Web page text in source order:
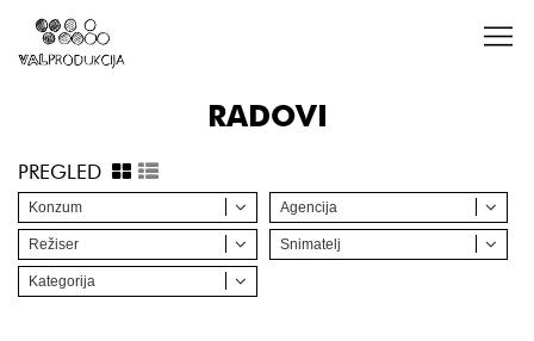
RADOVI
PREGLED
Konzum Agencija
Režiser Snimatelj
Kategorija